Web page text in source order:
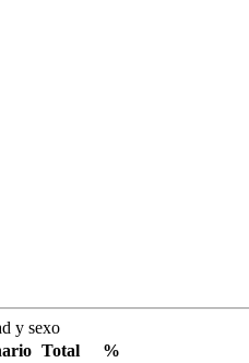
y sexo
Total
%